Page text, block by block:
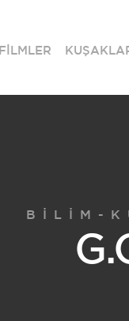
FİLMLER
BILIM-